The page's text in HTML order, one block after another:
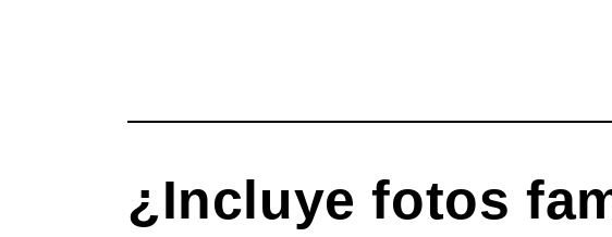
¿Incluye fotos